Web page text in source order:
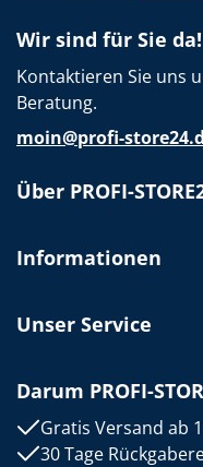
Wir sind für Sie da!
Kontaktieren Sie uns
Beratung.
moin@profi-
Über PROFI-
Informationen
Unser Service
Darum PROFI-
Gratis Versand ab
30 Tage